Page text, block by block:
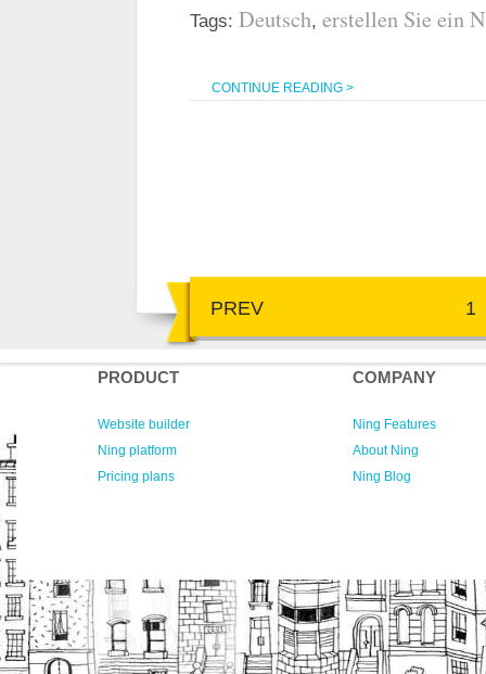
Tags: Deutsch, erstellen Sie ein
CONTINUE READING >
PREV 1
PRODUCT
Website builder
Ning platform
Pricing plans
COMPANY
Ning Features
About Ning
Ning Blog